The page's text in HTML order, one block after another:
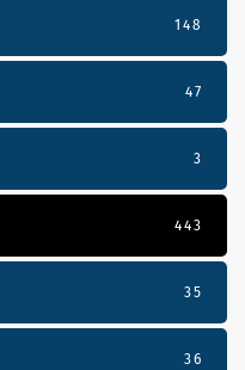
148
47
3
443
35
36